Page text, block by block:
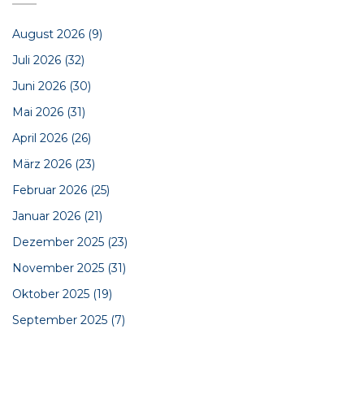
August 2026 (9)
Juli 2026 (32)
Juni 2026 (30)
Mai 2026 (31)
April 2026 (26)
März 2026 (23)
Februar 2026 (25)
Januar 2026 (21)
Dezember 2025 (23)
November 2025 (31)
Oktober 2025 (19)
September 2025 (7)